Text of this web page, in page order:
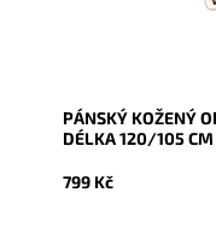
PÁNSKÝ KOŽENÝ
DÉLKA 120/105 CM
799 Kč